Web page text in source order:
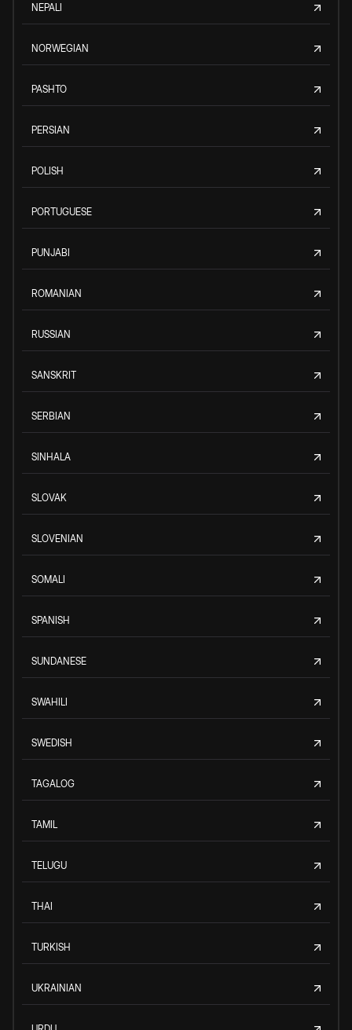
NEPALI
NORWEGIAN
PASHTO
PERSIAN
POLISH
PORTUGUESE
PUNJABI
ROMANIAN
RUSSIAN
SANSKRIT
SERBIAN
SINHALA
SLOVAK
SLOVENIAN
SOMALI
SPANISH
SUNDANESE
SWAHILI
SWEDISH
TAGALOG
TAMIL
TELUGU
THAI
TURKISH
UKRAINIAN